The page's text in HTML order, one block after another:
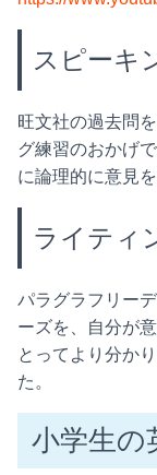
スピーキ
旺文社の過去問
グ練習のおかげ
に論理的に意見
ライティ
パラグラフリー
ーズを、自分が
とってより分か
た。
小学生の